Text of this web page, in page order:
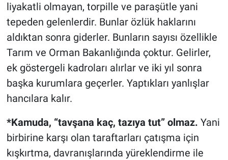
liyakatli olmayan, torpille ve paraşütle yani
tepeden gelenlerdir. Bunlar özlük haklarını
aldıktan sonra giderler. Bunların sayısı özellikle
Tarım ve Orman Bakanlığında çoktur. Gelirler,
ek göstergeli kadroları alırlar ve iki yıl sonra
başka kurumlara geçerler. Yaptıkları yanlışlar
hancılara kalır.
*Kamuda, “tavşana kaç, tazıya tut” olmaz. Yani
birbirine karşı olan taraftarları çatışma için
kışkırtma, davranışlarında yüreklendirme ile